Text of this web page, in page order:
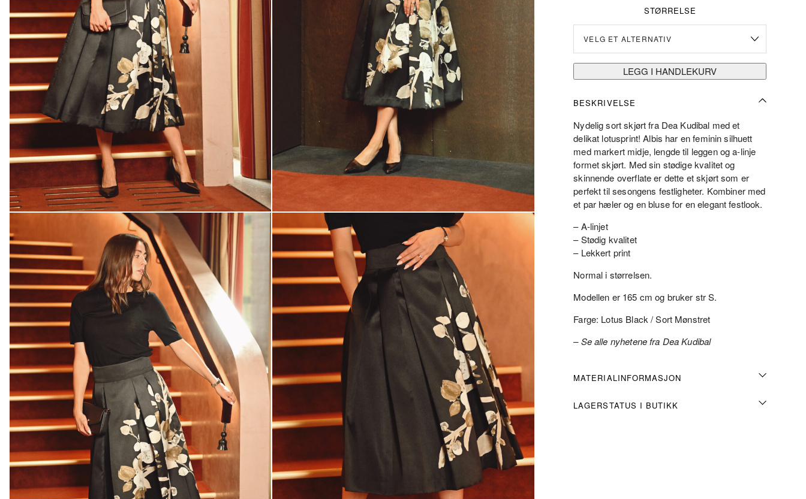
STØRRELSE
LEGG I HANDLEKURV
BESKRIVELSE
Nydelig sort skjørt fra Dea Kudibal med et
delikat lotusprint! Albis har en feminin silhuett
med markert midje, lengde til leggen og a-linje
formet skjørt. Med sin stødige kvalitet og
skinnende overflate er dette et skjørt som er
perfekt til sesongens festligheter. Kombiner med
et par hæler og en bluse for en elegant festlook.
– A-linjet
– Stødig kvalitet
– Lekkert print
Normal i størrelsen.
Modellen er 165 cm og bruker str S.
Farge: Lotus Black / Sort Mønstret
– Se alle nyhetene fra Dea Kudibal
MATERIALINFORMASJON
LAGERSTATUS I BUTIKK